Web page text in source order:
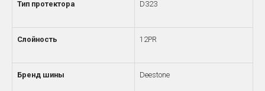
Тип протектора D323
Слойность 12PR
Бренд шины Deestone